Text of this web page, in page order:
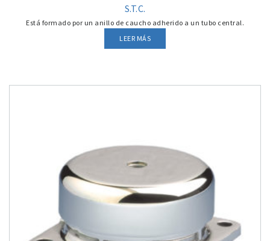
S.T.C.
Está formado por un anillo de caucho adherido a un tubo central.
LEER MÁS